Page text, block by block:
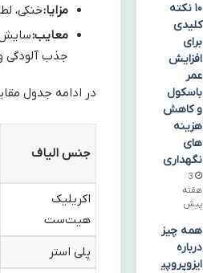
مزایا:خنکی،
معایب:
جذب آلودگی
در ادامه جدول
جنس الیاف
اکریلیک
هیت‌ست
پلی استر
۱۰ نکته
کلیدی
برای
افزایش
عمر
باسکول
و کاهش
هزینه
های
نگهداری
3
هفته
پیش
همه چیز
درباره
ایزوپروپی